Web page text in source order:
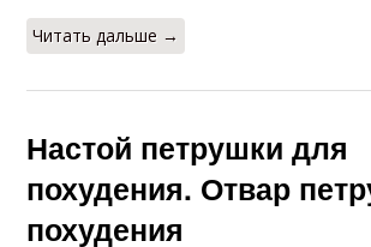
Читать дальше →
Настой петрушки для
похудения. Отвар
похудения